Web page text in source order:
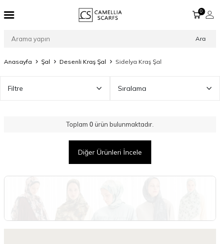
Ara
0
Anasayfa Şal Desenli Kraş Şal Sidelya Kraş Şal
Filtre Sıralama
Toplam 0 ürün bulunmaktadır.
Diğer Ürünleri İncele